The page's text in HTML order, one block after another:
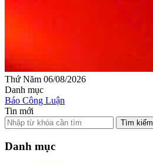
Thứ Năm 06/08/2026
Danh mục
Báo Công Luận
Tin mới
Tìm kiếm
Danh mục